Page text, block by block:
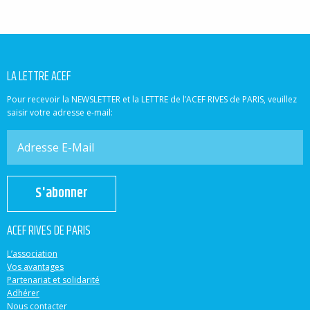
LA LETTRE ACEF
Pour recevoir la NEWSLETTER et la LETTRE de l’ACEF RIVES de PARIS, veuillez
saisir votre adresse e-mail:
S'abonner
ACEF RIVES DE PARIS
L’association
Vos avantages
Partenariat et solidarité
Adhérer
Nous contacter